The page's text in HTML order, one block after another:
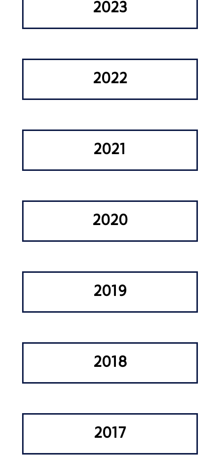
2023
2022
2021
2020
2019
2018
2017